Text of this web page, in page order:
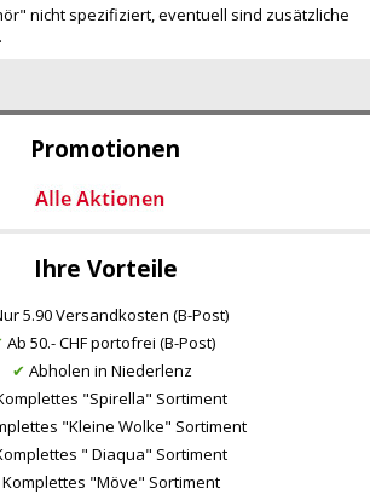
Promotionen
Ihre Vorteile
5.90 Versandkosten (B-Post)
Ab 50.- CHF portofrei (B-Post)
✔ Abholen in Niederlenz
"Spirella" Sortiment
"Kleine Wolke" Sortiment
" Diaqua" Sortiment
Komplettes "Möve" Sortiment
nicht spezifiziert, eventuell sind zusätzliche